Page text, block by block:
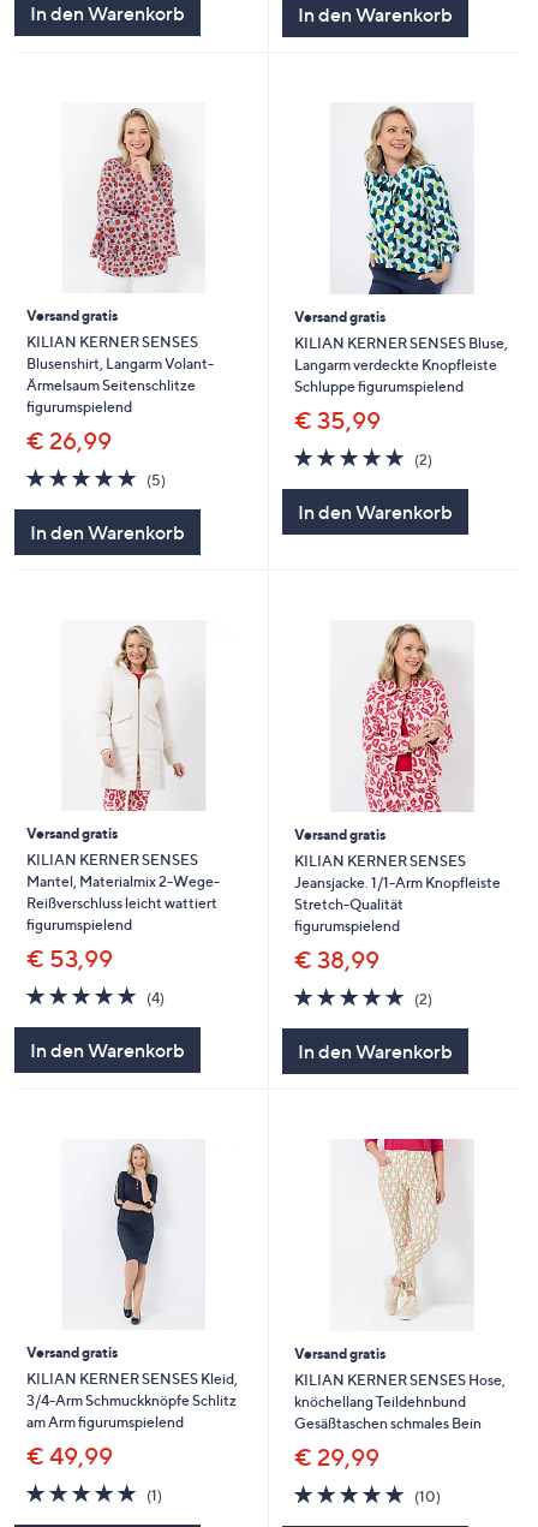
In den Warenkorb In den Warenkorb
Versand gratis
KILIAN KERNER SENSES
Blusenshirt, Langarm Volant-
Ärmelsaum Seitenschlitze
figurumspielend
€ 26,99
5.0
von
(5)5
In den Warenkorb
Versand gratis
KILIAN KERNER SENSES Bluse,
Langarm verdeckte Knopfleiste
Schluppe figurumspielend
€ 35,99
5.0
von
(2)2
In den Warenkorb
Versand gratis
KILIAN KERNER SENSES
Mantel, Materialmix 2-Wege-
Reißverschluss leicht wattiert
figurumspielend
€ 53,99
5.0
von
(4)4
In den Warenkorb
Versand gratis
KILIAN KERNER SENSES
Jeansjacke. 1/1-Arm Knopfleiste
Stretch-Qualität
figurumspielend
€ 38,99
5.0
von
(2)2
In den Warenkorb
Versand gratis
KILIAN KERNER SENSES Kleid,
3/4-Arm Schmuckknöpfe Schlitz
am Arm figurumspielend
€ 49,99
5.0
von
(1)1
Versand gratis
KILIAN KERNER SENSES Hose,
knöchellang Teildehnbund
Gesäßtaschen schmales Bein
€ 29,99
4.9
von
(10)10